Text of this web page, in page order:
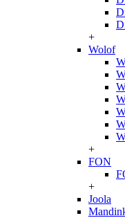
+
Wolof
+
FON
+
Joola